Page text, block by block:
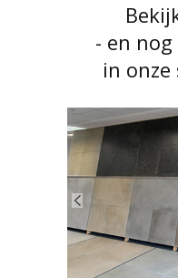
- en
in onze